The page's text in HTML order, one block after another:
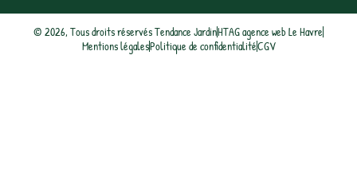
c
e
b
o
s
t
a
g
n
k
e
d
© 2026, Tous droits réservés Tendance JardinHTAG agence web Le Havre
Mentions légalesPolitique de confidentialitéCGV